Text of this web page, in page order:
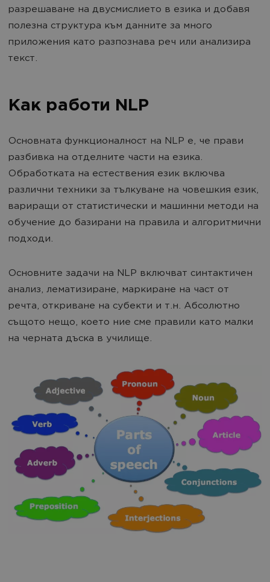
разрешаване на двусмислието в езика и добавя
полезна структура към данните за много
приложения като разпознава реч или анализира
текст.
Как работи NLP
Основната функционалност на NLP е, че прави
разбивка на отделните части на езика.
Обработката на естествения език включва
различни техники за тълкуване на човешкия език,
вариращи от статистически и машинни методи на
обучение до базирани на правила и алгоритмични
подходи.
Основните задачи на NLP включват синтактичен
анализ, лематизиране, маркиране на част от
речта, откриване на субекти и т.н. Абсолютно
същото нещо, което ние сме правили като малки
на черната дъска в училище.